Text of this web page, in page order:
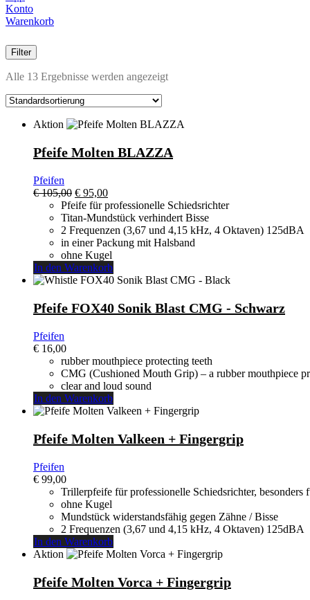
Konto
Warenkorb
Filter
Alle 13 Ergebnisse werden angezeigt
Aktion
Pfeife Molten BLAZZA
Pfeifen
€105,00 Ursprünglicher
Preis
war:
€ 105,00
€ 95,00Aktueller
Preis
ist:
€ 95,00.
Pfeife für professionelle Schiedsrichter
Titan-Mundstück verhindert Bisse
2 Frequenzen (3,67 und 4,15 kHz, 4 Oktaven) 125dBA
in einer Packung mit Halsband
ohne Kugel
In den Warenkorb
Pfeife FOX40 Sonik Blast CMG - Schwarz
Pfeifen
€ 16,00
rubber mouthpiece protecting teeth
CMG (Cushioned Mouth Grip) – a rubber mouthpiece
clear and loud sound
In den Warenkorb
Pfeife Molten Valkeen + Fingergrip
Pfeifen
€ 99,00
Trillerpfeife für professionelle Schiedsrichter,
ohne Kugel
Mundstück widerstandsfähig gegen Zähne / Bisse
2 Frequenzen (3,67 und 4,15 kHz, 4 Oktaven) 125dBA
In den Warenkorb
Aktion
Pfeife Molten Vorca + Fingergrip